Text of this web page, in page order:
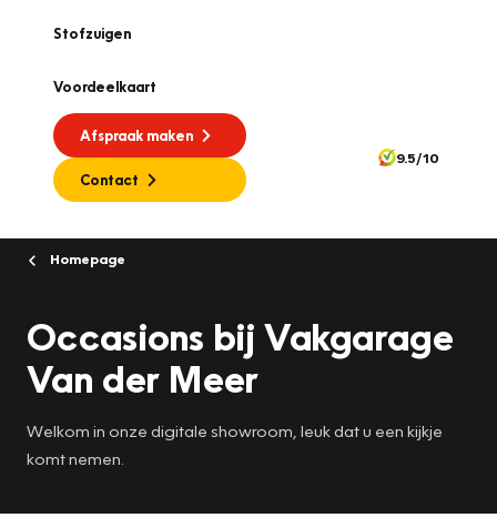
Stofzuigen
Voordeelkaart
Afspraak maken
Contact
9.5/10
Homepage
Occasions bij Vakgarage
Van der Meer
Welkom in onze digitale showroom, leuk dat u een kijkje
komt nemen.